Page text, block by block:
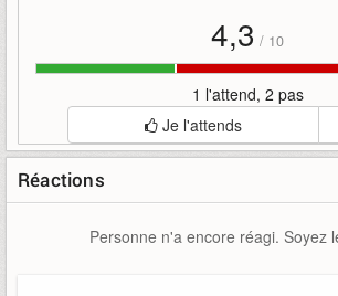
4,3 / 10
1 l'attend, 2 pas
Je l'attends
Réactions
Personne n'a encore réagi. Soyez